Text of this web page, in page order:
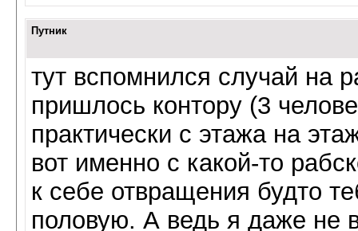
Путник
тут вспомнился случай на
пришлось контору (3
практически с этажа на
вот именно с какой-то
к себе отвращения будто
половую. А ведь я даже не